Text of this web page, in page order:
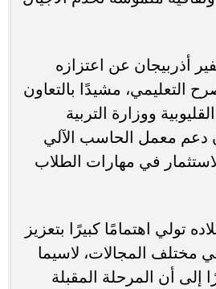
أذربيجان عن اعتزازه
التعليمي، مشيدًا بالتعاون
ووزارة التربية
دعم معمل الحاسب الآلي
في مهارات الطلاب
تولي اهتمامًا كبيرًا بتعزيز
مختلف المجالات، لاسيما
إلى أن المرحلة المقبلة